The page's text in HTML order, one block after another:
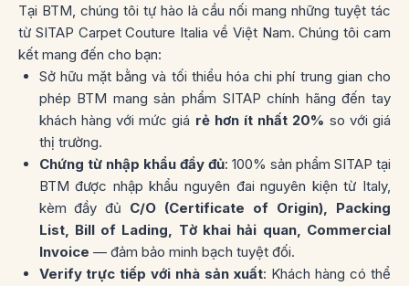
Tại BTM, chúng tôi tự hào là cầu nối mang những tuyệt tác
từ SITAP Carpet Couture Italia về Việt Nam. Chúng tôi cam
kết mang đến cho bạn:
Sở hữu mặt bằng và tối thiểu hóa chi phí trung gian cho
phép BTM mang sản phẩm SITAP chính hãng đến tay
khách hàng với mức giá rẻ hơn ít nhất 20% so với giá
thị trường.
Chứng từ nhập khẩu đầy đủ: 100% sản phẩm SITAP tại
BTM được nhập khẩu nguyên đai nguyên kiện từ Italy,
kèm đầy đủ C/O (Certificate of Origin), Packing
List, Bill of Lading, Tờ khai hải quan, Commercial
Invoice — đảm bảo minh bạch tuyệt đối.
Verify trực tiếp với nhà sản xuất: Khách hàng có thể